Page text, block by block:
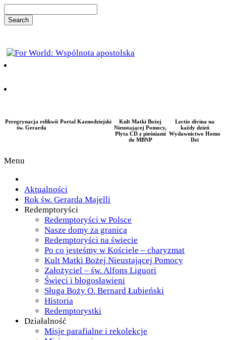
Lectio divina na
każdy dzień
Wydawnictwo Homo
Dei
Kult Matki Bożej
Nieustającej Pomocy,
Płyta CD z pieśniami
do MBNP
Portal Kaznodziejski
Peregrynacja relikwii
św. Gerarda
Menu
Aktualności
Rok św. Gerarda Majelli
Redemptoryści
Redemptoryści w Polsce
Nasze domy za granicą
Redemptoryści na świecie
Po co jesteśmy w Kościele – charyzmat
Kult Matki Bożej Nieustającej Pomocy
Założyciel – św. Alfons Liguori
Święci i błogosławieni
Sługa Boży O. Bernard Łubieński
Historia
Redemptorystki
Działalność
Misje parafialne i rekolekcje